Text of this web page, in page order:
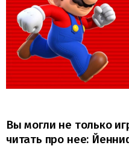
Вы могли не только
читать про нее: